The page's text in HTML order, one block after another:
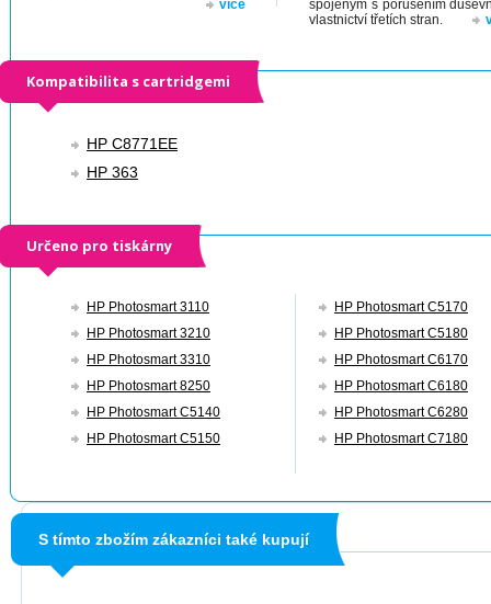
více
spojeným s porušením
vlastnictví třetích stran.
Kompatibilita s cartridgemi
HP C8771EE
HP 363
Určeno pro tiskárny
HP Photosmart 3110
HP Photosmart 3210
HP Photosmart 3310
HP Photosmart 8250
HP Photosmart C5140
HP Photosmart C5150
HP Photosmart C5170
HP Photosmart C5180
HP Photosmart C6170
HP Photosmart C6180
HP Photosmart C6280
HP Photosmart C7180
S tímto zbožím zákazníci také kupují